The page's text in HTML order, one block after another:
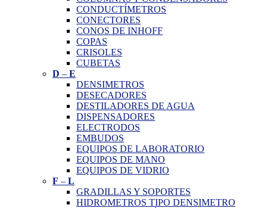
CONDUCTÍMETROS
CONECTORES
CONOS DE INHOFF
COPAS
CRISOLES
CUBETAS
D – E
DENSIMETROS
DESECADORES
DESTILADORES DE AGUA
DISPENSADORES
ELECTRODOS
EMBUDOS
EQUIPOS DE LABORATORIO
EQUIPOS DE MANO
EQUIPOS DE VIDRIO
F – L
GRADILLAS Y SOPORTES
HIDROMETROS TIPO DENSIMETRO